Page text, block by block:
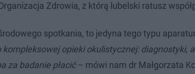
Zdrowia, z którą lubelski ratusz
spotkania, to jedyna tego typu
opieki okulistycznej: diagnostyki,
za badanie płacić– mówi nam dr Małgorzata